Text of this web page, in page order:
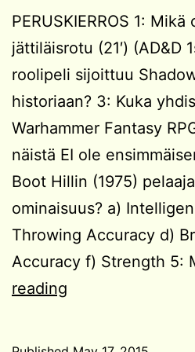
PERUSKIERROS 1:
jättiläisrotu (21′) (AD&D
roolipeli sijoittuu
historiaan? 3: Kuka
Warhammer Fantasy
näistä EI ole
Boot Hillin (1975)
ominaisuus? a)
Throwing Accuracy d)
Accuracy f) Strength 5:
reading